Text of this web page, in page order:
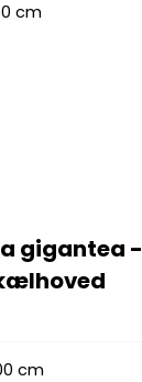
cm
gigantea -
cm